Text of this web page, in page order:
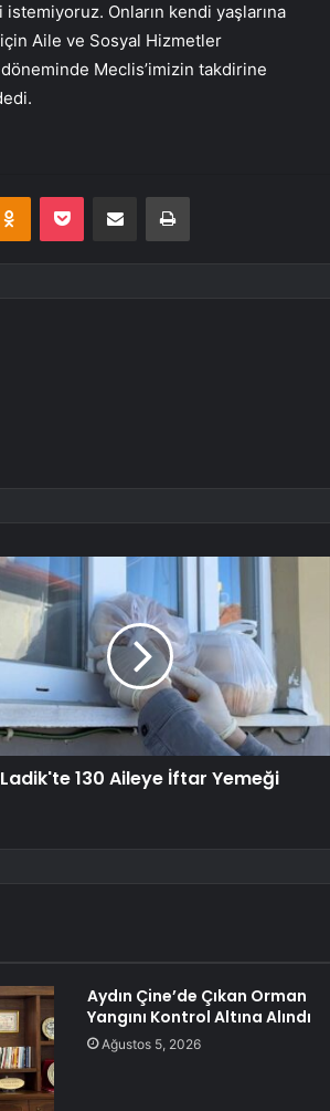
Onların kendi yaşlarına
Aile ve Sosyal Hizmetler
döneminde Meclis’imizin takdirine
Odnoklassniki
Pocket E-Posta ile paylaş Yazdır
Ladik'te 130 Aileye İftar Yemeği
Aydın Çine’de Çıkan Orman
Yangını Kontrol Altına Alındı
Ağustos 5, 2026